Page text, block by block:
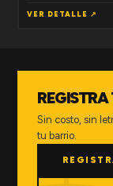
VER DETALLE ↗
Sin costo, sin
tu barrio.